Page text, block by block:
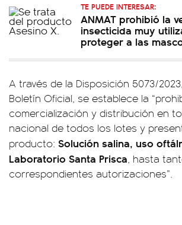
TE PUEDE INTERESAR:
ANMAT prohibió la
insecticida muy
proteger a las
A través de la Disposición 5073/
Boletín Oficial, se establece la
comercialización y distribución en
nacional de todos los lotes y
producto: Solución salina, uso
Laboratorio Santa Prisca, hasta
correspondientes autorizaciones”.